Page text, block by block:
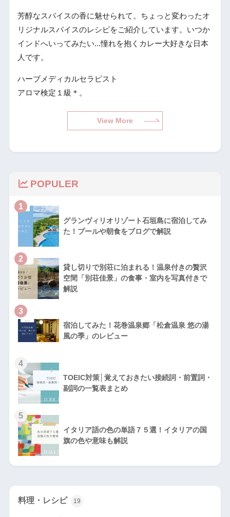
芳醇なスパイスの香に魅せられて。ちょっと変わったオ
リジナルスパイスのレシピをご紹介しています。いつか
インドへいってみたい...憧れを抱くカレー大好きな日本
人です。
ハーブメディカルセラピスト
アロマ検定１級＊。
View More
POPULER
1
グランヴィリオリゾート石垣島に宿泊してみ
た！プールや朝食をブログで解説
2
貸し切りで別荘に泊まれる！温泉付きの贅沢
空間「別荘佳景」の食事・室内を写真付きで
解説
3
宿泊してみた！花巻温泉郷「松倉温泉 悠の湯
風の季」のレビュー
4
TOEIC対策│覚えておきたい接続詞・前置詞・
副詞の一覧表まとめ
5
イタリア語の色の単語７５選！イタリアの国
旗の色や意味も解説
料理・レシピ 19